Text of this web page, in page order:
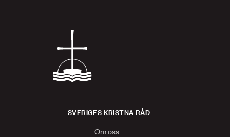
SVERIGES KRISTNA RÅD
Om oss